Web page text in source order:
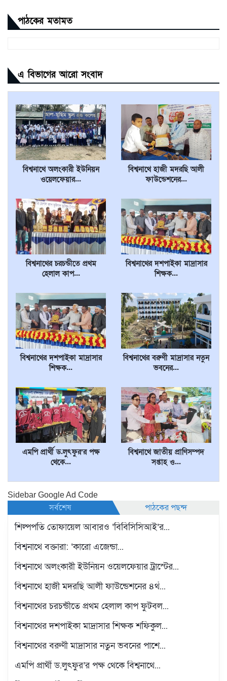
পাঠকের মতামত
এ বিভাগের আরো সংবাদ
বিশ্বনাথে অলংকারী ইউনিয়ন
ওয়েলফেয়ার...
বিশ্বনাথে হাজী মদরছি আলী
ফাউন্ডেশনের...
বিশ্বনাথের চরচন্ডীতে প্রথম
হেলাল কাপ...
বিশ্বনাথের দশপাইকা মাদ্রাসার
শিক্ষক...
বিশ্বনাথের দশপাইকা মাদ্রাসার
শিক্ষক...
বিশ্বনাথের বরুণী মাদ্রাসার নতুন
ভবনের...
এমপি প্রার্থী ড.লুৎফুর’র পক্ষ
থেকে...
বিশ্বনাথে জাতীয় প্রাণিসম্পদ
সপ্তাহ ও...
Sidebar Google Ad Code
সর্বশেষ
পাঠকের পছন্দ
শিল্পপতি তোফায়েল আবারও ‘বিবিসিসিআই’র...
বিশ্বনাথে বক্তারা: ‘কারো এজেন্ডা...
বিশ্বনাথে অলংকারী ইউনিয়ন ওয়েলফেয়ার ট্রাস্টের...
বিশ্বনাথে হাজী মদরছি আলী ফাউন্ডেশনের ৪র্থ...
বিশ্বনাথের চরচন্ডীতে প্রথম হেলাল কাপ ফুটবল...
বিশ্বনাথের দশপাইকা মাদ্রাসার শিক্ষক শফিকুল...
বিশ্বনাথের বরুণী মাদ্রাসার নতুন ভবনের পাশে...
এমপি প্রার্থী ড.লুৎফুর’র পক্ষ থেকে বিশ্বনাথে...